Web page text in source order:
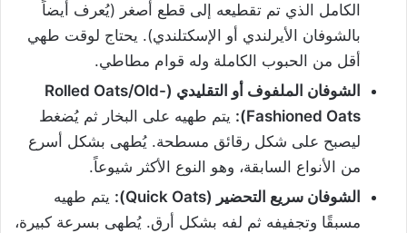
الكامل الذي تم تقطيعه إلى قطع أصغر (يُعرف أيضاً
بالشوفان الأيرلندي أو الإسكتلندي). يحتاج لوقت طهي
أقل من الحبوب الكاملة وله قوام مطاطي.
الشوفان الملفوف أو التقليدي
(Rolled Oats/Old-
Fashioned Oats):
يتم طهيه على البخار ثم يُضغط
ليصبح على شكل رقائق مسطحة. يُطهى بشكل أسرع
من الأنواع السابقة، وهو النوع الأكثر شيوعاً.
الشوفان سريع التحضير (Quick Oats):
يتم طهيه
مسبقًا وتجفيفه ثم لفه بشكل أرق. يُطهى بسرعة كبيرة،